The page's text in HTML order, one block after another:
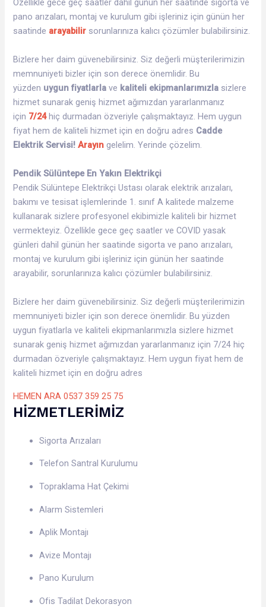
Özellikle gece geç saatler dahil günün her saatinde sigorta ve
pano arızaları, montaj ve kurulum gibi işleriniz için günün her
saatinde arayabilir sorunlarınıza kalıcı çözümler bulabilirsiniz.
Bizlere her daim güvenebilirsiniz. Siz değerli müşterilerimizin
memnuniyeti bizler için son derece önemlidir. Bu
yüzden uygun fiyatlarla ve kaliteli ekipmanlarımızla sizlere
hizmet sunarak geniş hizmet ağımızdan yararlanmanız
için 7/24hiç durmadan özveriyle çalışmaktayız. Hem uygun
fiyat hem de kaliteli hizmet için en doğru adres Cadde
Elektrik Servisi!Arayın gelelim. Yerinde çözelim.
Pendik Sülüntepe En Yakın Elektrikçi
Pendik Sülüntepe Elektrikçi Ustası olarak elektrik arızaları,
bakımı ve tesisat işlemlerinde 1. sınıf A kalitede malzeme
kullanarak sizlere profesyonel ekibimizle kaliteli bir hizmet
vermekteyiz. Özellikle gece geç saatler ve COVID yasak
günleri dahil günün her saatinde sigorta ve pano arızaları,
montaj ve kurulum gibi işleriniz için günün her saatinde
arayabilir, sorunlarınıza kalıcı çözümler bulabilirsiniz.
Bizlere her daim güvenebilirsiniz. Siz değerli müşterilerimizin
memnuniyeti bizler için son derece önemlidir. Bu yüzden
uygun fiyatlarla ve kaliteli ekipmanlarımızla sizlere hizmet
sunarak geniş hizmet ağımızdan yararlanmanız için 7/24 hiç
durmadan özveriyle çalışmaktayız. Hem uygun fiyat hem de
kaliteli hizmet için en doğru adres
HEMEN ARA 0537 359 25 75
HİZMETLERİMİZ
Sigorta Arızaları
Telefon Santral Kurulumu
Topraklama Hat Çekimi
Alarm Sistemleri
Aplik Montajı
Avize Montajı
Pano Kurulum
Ofis Tadilat Dekorasyon